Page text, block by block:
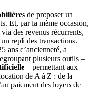
de proposer un
Et, par la même occasion,
des revenus récurrents,
repli des transactions.
ans d’ancienneté, a
plusieurs outils –
– permettant aux
de A à Z : de la
paiement des loyers de